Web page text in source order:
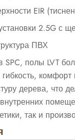
EIR
2.5G с
ПВХ
SPC, полы LVT
комфорт
дерева, что
так и